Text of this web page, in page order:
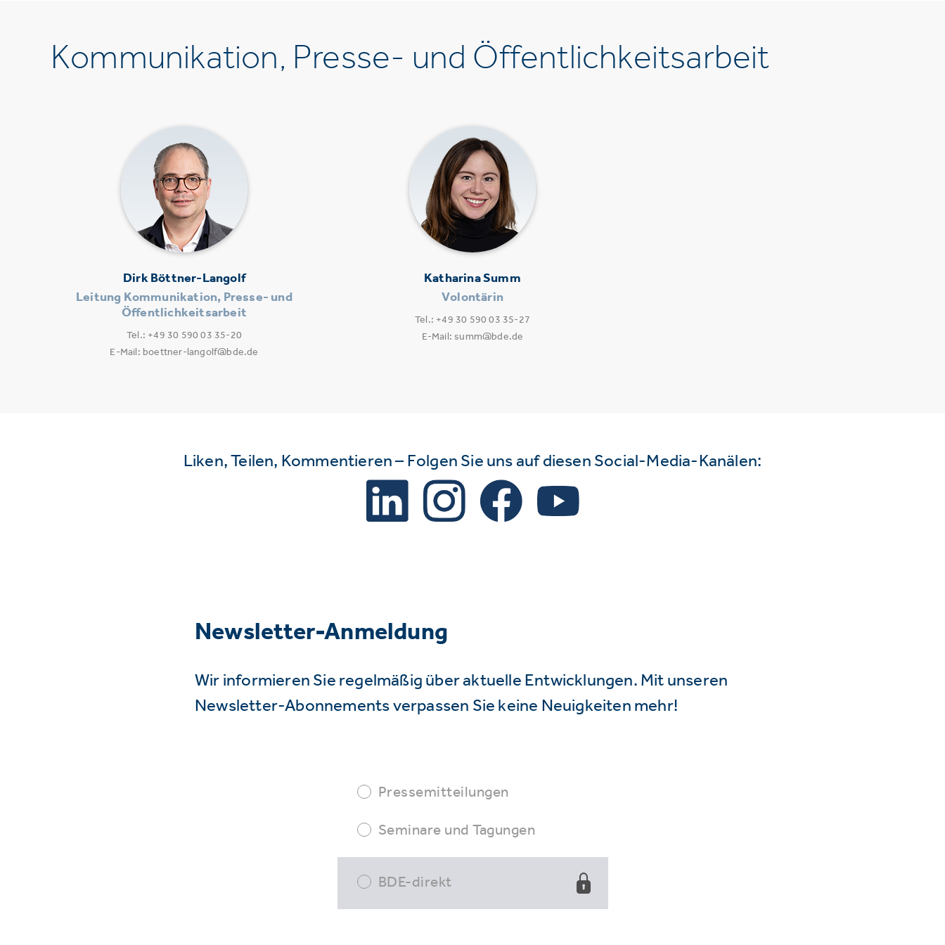
Kommunikation, Presse- und Öffentlichkeitsarbeit
Dirk Böttner-Langolf
Leitung Kommunikation, Presse- und
Öffentlichkeitsarbeit
Tel.: +49 30 590 03 35-20
E-Mail: boettner-langolf@bde.de
Katharina Summ
Volontärin
Tel.: +49 30 590 03 35-27
E-Mail: summ@bde.de
Liken, Teilen, Kommentieren – Folgen Sie uns auf diesen Social-Media-Kanälen:
Newsletter-Anmeldung
Wir informieren Sie regelmäßig über aktuelle Entwicklungen. Mit unseren
Newsletter-Abonnements verpassen Sie keine Neuigkeiten mehr!
Pressemitteilungen
Seminare und Tagungen
BDE-direkt